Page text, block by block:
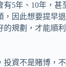
5年、10年，甚
，因此想要提早
的規劃，才能順
投資不是賭博，